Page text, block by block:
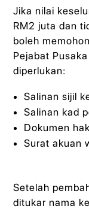
Jika nilai
RM2 juta dan
boleh
Pejabat
diperlukan:
Salinan sijil
Salinan kad
Dokumen
Surat akuan
Setelah
ditukar nama